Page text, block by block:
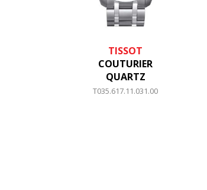
TISSOT
COUTURIER
QUARTZ
T035.617.11.031.00